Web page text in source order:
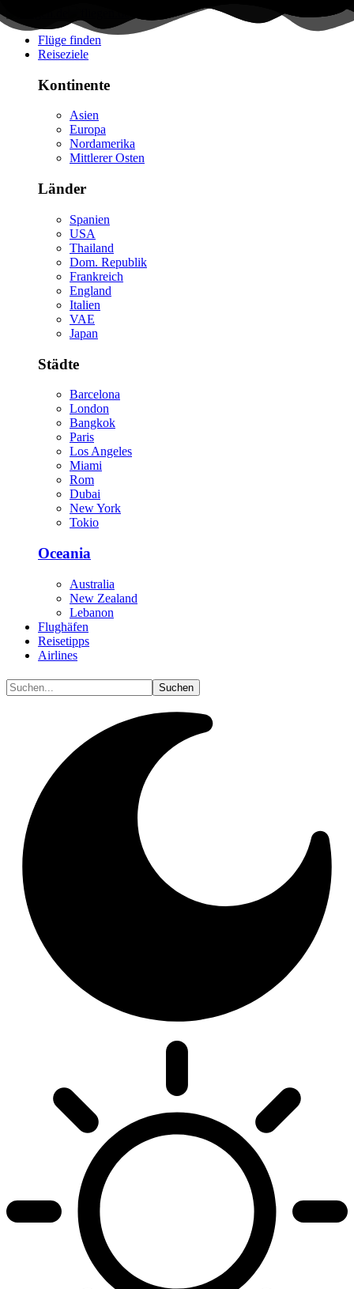
Flüge finden
Reiseziele
Kontinente
Asien
Europa
Nordamerika
Mittlerer Osten
Länder
Spanien
USA
Thailand
Dom. Republik
Frankreich
England
Italien
VAE
Japan
Städte
Barcelona
London
Bangkok
Paris
Los Angeles
Miami
Rom
Dubai
New York
Tokio
Oceania
Australia
New Zealand
Lebanon
Flughäfen
Reisetipps
Airlines